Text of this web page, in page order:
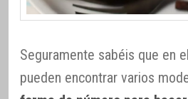
Seguramente sabéis que en
pueden encontrar varios